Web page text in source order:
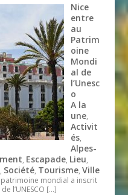
Nice
entre
au
Patrim
oine
Mondi
al de
l’Unesc
o
A la
une,
Activit
és,
Alpes-
, Escapade, Lieu,
, Société, Tourisme,Ville
mondial a inscrit
l’UNESCO […]